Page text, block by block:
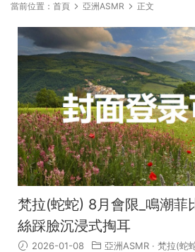
當前位置： 首頁 亞洲ASMR 正文
梵拉(蛇蛇) 8月會限_鳴潮菲
絲踩臉沉浸式掏耳
2026-01-08 亞洲ASMR · 梵拉(蛇